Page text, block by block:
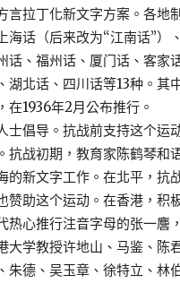
丁化新文字方案。各地
海话（后来改为“江南话”）
话、福州话、厦门话、客家
湖北话、四川话等13种。其
在1936年2月公布推行。
导。抗战前支持这个运动
抗战初期，教育家陈鹤琴和
的新文字工作。在北平，抗
赞助这个运动。在香港，积
热心推行注音字母的张一麐
大学教授许地山、马鉴、陈
朱德、吴玉章、徐特立、林